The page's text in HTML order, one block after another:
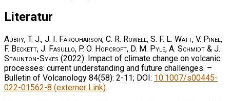
Literatur
Aubry, T. J., J. I. Farquharson, C. R. Rowell, S. F. L. Watt, V. Pinel,
F. Beckett, J. Fasullo, P. O. Hopcroft, D. M. Pyle, A. Schmidt & J.
Staunton-Sykes (2022): Impact of climate change on volcanic
processes: current understanding and future challenges. –
Bulletin of Volcanology 84(58): 2-11; DOI: 10.1007/s00445-
022-01562-8 (externer Link).